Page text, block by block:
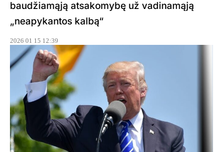
baudžiamąją atsakomybę už vadinamąją
„neapykantos kalbą“
2026 01 15 12:39